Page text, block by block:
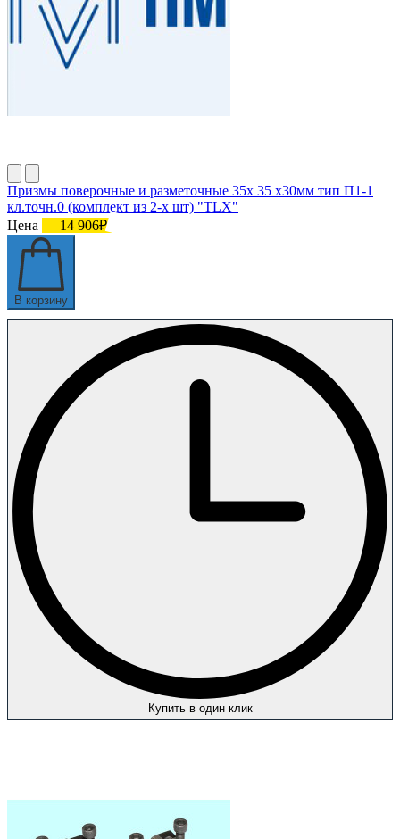
Призмы поверочные и разметочные 35х 35 х30мм тип П1-1
кл.точн.0 (комплект из 2-х шт) "TLX"
Цена
14 906₽
В корзину
Купить в один клик